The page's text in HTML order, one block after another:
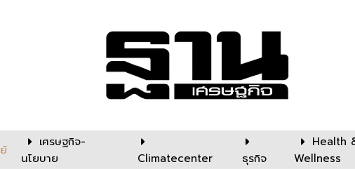
เศรษฐกิจ-
นโยบาย
Climatecenter ธุรกิจ
Health
Wellness